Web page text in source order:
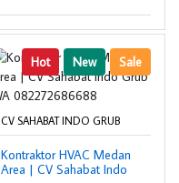
Hot New Sale
CV SAHABAT INDO GRUB
Kontraktor HVAC Medan
Area | CV Sahabat Indo